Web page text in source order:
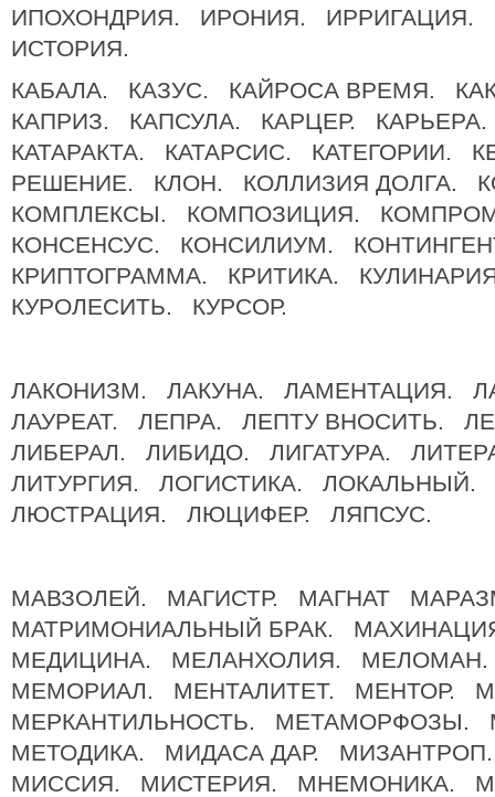
ИПОХОНДРИЯ. ИРОНИЯ. ИРРИГАЦИЯ.
ИСТОРИЯ.
КАБАЛА. КАЗУС. КАЙРОСА ВРЕМЯ.
КАПРИЗ. КАПСУЛА. КАРЦЕР.
КАТАРАКТА. КАТАРСИС. КАТЕГОРИИ.
РЕШЕНИЕ. КЛОН. КОЛЛИЗИЯ ДОЛГА.
КОМПЛЕКСЫ. КОМПОЗИЦИЯ.
КОНСЕНСУС. КОНСИЛИУМ.
КРИПТОГРАММА. КРИТИКА.
КУРОЛЕСИТЬ. КУРСОР.
ЛАКОНИЗМ. ЛАКУНА. ЛАМЕНТАЦИЯ.
ЛАУРЕАТ. ЛЕПРА. ЛЕПТУ ВНОСИТЬ.
ЛИБЕРАЛ. ЛИБИДО. ЛИГАТУРА.
ЛИТУРГИЯ. ЛОГИСТИКА. ЛОКАЛЬНЫЙ.
ЛЮСТРАЦИЯ. ЛЮЦИФЕР. ЛЯПСУС.
МАВЗОЛЕЙ. МАГИСТР. МАГНАТ
МАТРИМОНИАЛЬНЫЙ БРАК.
МЕДИЦИНА. МЕЛАНХОЛИЯ.
МЕМОРИАЛ. МЕНТАЛИТЕТ. МЕНТОР.
МЕРКАНТИЛЬНОСТЬ. МЕТАМОРФОЗЫ.
МЕТОДИКА. МИДАСА ДАР.
МИССИЯ. МИСТЕРИЯ. МНЕМОНИКА.